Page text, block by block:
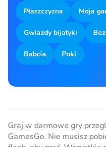
Płaszczyzna Moja
Gwiazdy bijatyki
Babcia Poki
Graj w darmowe gry
GamesGo. Nie musisz